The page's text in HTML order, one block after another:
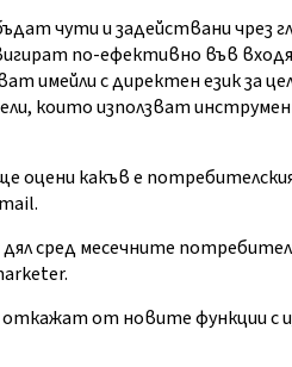
чути и задействани чрез
по-ефективно във
имейли с директен език за
които използват
оцени какъв е
дял сред месечните
от новите функции с